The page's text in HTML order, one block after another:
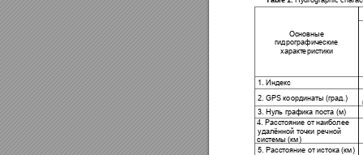
Основные
гидрографические
характеристики
1. Индекс
2. GPS координаты (град.)
3. Нуль графика поста (м)
4. Расстояние от наиболее
удалённой точки речной
системы (км)
5.
Расстояние от истока (км)